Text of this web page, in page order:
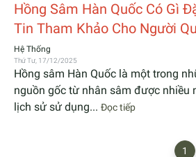
Hồng Sâm Hàn Quốc Có Gì
Tin Tham Khảo Cho Người
Hệ Thống
Thứ Tư, 17/12/2025
Hồng sâm Hàn Quốc là một trong
nguồn gốc từ nhân sâm được nhiều
lịch sử sử dụng... Đọc tiếp
1